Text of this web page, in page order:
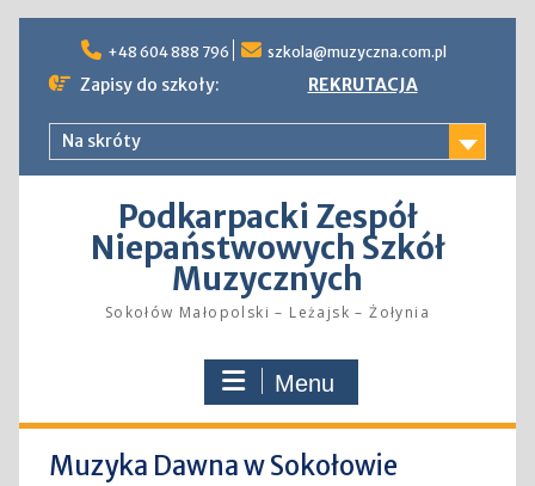
content
+48 604 888 796 szkola@muzyczna.com.pl
Zapisy do szkoły: REKRUTACJA
Na skróty
Podkarpacki Zespół
Niepaństwowych Szkół
Muzycznych
Sokołów Małopolski – Leżajsk – Żołynia
Menu
Muzyka Dawna w Sokołowie